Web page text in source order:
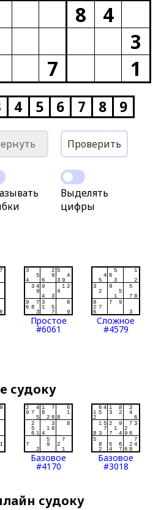
8
4
3
7
1
4 5 6 7 8 9
Проверить
Выделять
цифры
Простое
#6061
Сложное
#4579
судоку
Базовое
#4170
Базовое
#3018
судоку